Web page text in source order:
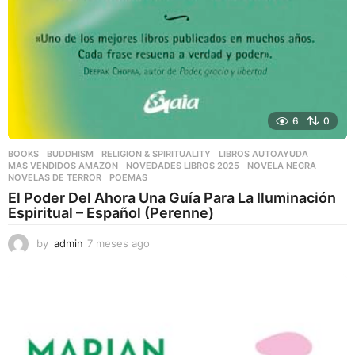
6 0
BOOKS ,BUDDHISM ,RELIGION & SPIRITUALITY LIBROS AUTOAYUDA
MAS VENDIDOS AMAZON
,NOVEDADES LIBROS 2025 ,NOVELA NEGRA
NOVELAS DE TERROR
,POEMAS
El Poder Del Ahora Una Guía Para La Iluminación
Espiritual – Español (Perenne)
by admin 7 meses ago
g